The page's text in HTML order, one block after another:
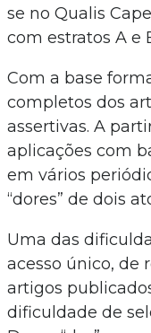
se no Qualis
com estratos A e
Com a base
completos dos
assertivas. A
aplicações com
em vários
“dores” de dois
Uma das
acesso único, de
artigos
dificuldade de